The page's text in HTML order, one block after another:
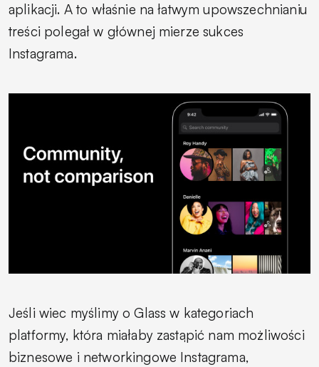
aplikacji. A to właśnie na łatwym upowszechnianiu
treści polegał w głównej mierze sukces
Instagrama.
Jeśli wiec myślimy o Glass w kategoriach
platformy, która miałaby zastąpić nam możliwości
biznesowe i networkingowe Instagrama,